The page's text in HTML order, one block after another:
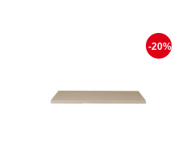
-20%